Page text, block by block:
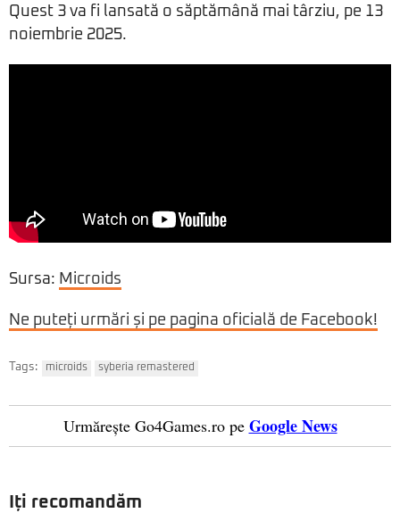
Quest 3 va fi lansată o săptămână mai târziu, pe 13
noiembrie 2025.
Sursa: Microids
Ne puteți urmări și pe pagina oficială de Facebook!
Tags: microids syberia remastered
Urmărește Go4Games.ro pe Google News
Iți recomandăm